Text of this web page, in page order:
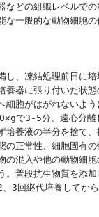
などの組織レベルで
な一般的な動物細胞
、凍結処理前日に培
養器に張り付いた状
細胞がはがれないよ
で3-5分、遠心分離
培養液の半分を捨て
の正常性、細胞固有
の混入や他の動物細
。普段抗生物質を添
3回継代培養してか